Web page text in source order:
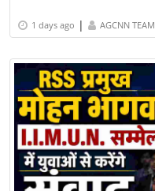
1 days ago | AGCNN TEAM